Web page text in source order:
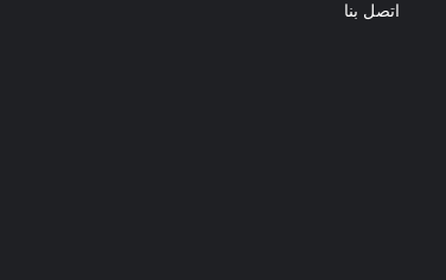
اتصل بنا